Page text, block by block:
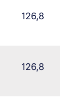
126,8
126,8